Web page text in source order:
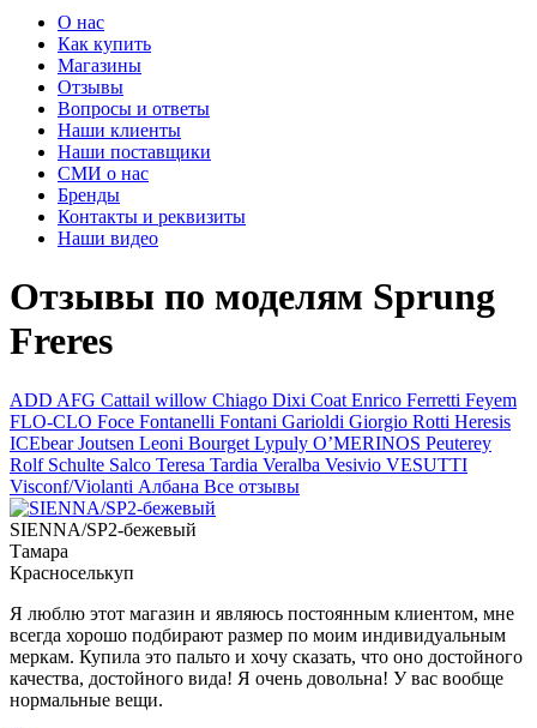
О нас
Как купить
Магазины
Отзывы
Вопросы и ответы
Наши клиенты
Наши поставщики
СМИ о нас
Бренды
Контакты и реквизиты
Наши видео
Отзывы по моделям Sprung
Freres
ADD AFG Cattail willow Chiago Dixi Coat Enrico Ferretti Feyem
FLO-CLO Foce Fontanelli Fontani Garioldi Giorgio Rotti Heresis
ICEbearJoutsen Leoni Bourget Lypuly O’MERINOS Peuterey
Rolf Schulte Salco Teresa Tardia Veralba Vesivio VESUTTI
Visconf/Violanti Албана Все отзывы
SIENNA/SP2-бежевый
Тамара
Красноселькуп
Я люблю этот магазин и являюсь постоянным клиентом, мне
всегда хорошо подбирают размер по моим индивидуальным
меркам. Купила это пальто и хочу сказать, что оно достойного
качества, достойного вида! Я очень довольна! У вас вообще
нормальные вещи.